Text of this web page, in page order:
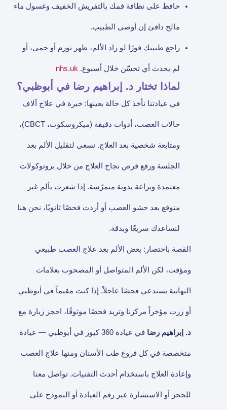
حافظ على نظافة فمك بالتفريش الخفيف وغسول ماء
مالح دافئ إن أوصى الطبيب.
راجع طبيبك فورًا لو زاد الألم، ظهر تورم أو حمى، أو
لم يحدث أي تحسّن خلال أسبوع. nhs.uk
لماذا تختار د. إبراهيم رضا في أبوظبي؟
في عيادتنا نأخذ كل حالة بعينها: خبرة في علاج آلاف
حالات العصب، أدوات دقيقة (ميكروسكوب، CBCT)،
ومتابعة شخصية بعد العلاج. نسعى لتقليل الألم بعد
الجلسة ورفع فرص نجاح العلاج من خلال بروتوكولات
معتمدة وبراعة يدوية متمرّسة. إذا شعرت بألم غير
متوقع بعد حشو العصب أو أردت فحصًا ثانويًا، نحن هنا
لنساعدك سريعًا وبدقة.
القصة باختصار: بعض الألم بعد علاج العصب طبيعي
ومؤقت، لكن الألم المتواصل أو المصحوب بعلامات
التهابية يستدعي فحصًا عاجلاً. إذا كنت مقيماً في أبوظبي
أو زرت مؤخراً مركزنا وتريد فحصًا موثوقًا، احجز زيارة مع
د. إبراهيم رضا في عيادة 360 كيور في أبوظبي — عيادة
متخصصة في كل فروع طب الأسنان ومنها علاج العصب
وإعادة العلاج باستخدام أحدث التقنيات. تواصل معنا
للحجز أو الاستشارة عبر رقم العيادة أو النموذج على